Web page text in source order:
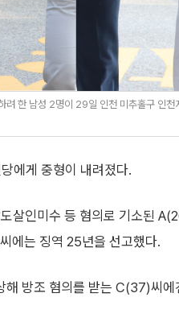
한 남성 2명이 29일 인천 미추홀구 인천
에게 중형이 내려졌다.
살인미수 등 혐의로 기소된
에는 징역 25년을 선고했다.
해 방조 혐의를 받는 C(37)씨에